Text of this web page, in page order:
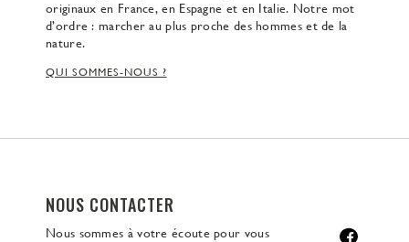
originaux en France, en Espagne et en Italie. Notre mot
d’ordre : marcher au plus proche des hommes et de la
nature.
QUI SOMMES-NOUS ?
NOUS CONTACTER
Nous sommes à votre écoute pour vous